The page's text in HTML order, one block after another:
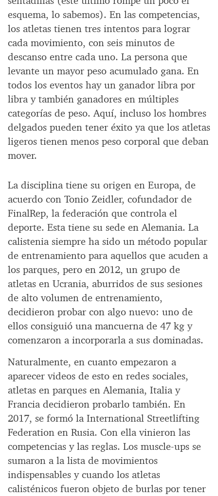
esquema, lo sabemos). En las competencias,
los atletas tienen tres intentos para lograr
cada movimiento, con seis minutos de
descanso entre cada uno. La persona que
levante un mayor peso acumulado gana. En
todos los eventos hay un ganador libra por
libra y también ganadores en múltiples
categorías de peso. Aquí, incluso los hombres
delgados pueden tener éxito ya que los atletas
ligeros tienen menos peso corporal que deban
mover.
La disciplina tiene su origen en Europa, de
acuerdo con Tonio Zeidler, cofundador de
FinalRep, la federación que controla el
deporte. Esta tiene su sede en Alemania. La
calistenia siempre ha sido un método popular
de entrenamiento para aquellos que acuden a
los parques, pero en 2012, un grupo de
atletas en Ucrania, aburridos de sus sesiones
de alto volumen de entrenamiento,
decidieron probar con algo nuevo: uno de
ellos consiguió una mancuerna de 47 kg y
comenzaron a incorporarla a sus dominadas.
Naturalmente, en cuanto empezaron a
aparecer videos de esto en redes sociales,
atletas en parques en Alemania, Italia y
Francia decidieron probarlo también. En
2017, se formó la International Streetlifting
Federation en Rusia. Con ella vinieron las
competencias y las reglas. Los muscle-ups se
sumaron a la lista de movimientos
indispensables y cuando los atletas
calisténicos fueron objeto de burlas por tener